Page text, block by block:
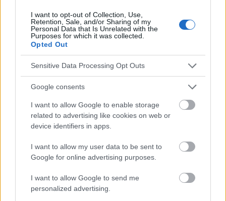
I want to opt-out of Collection, Use,
Retention, Sale, and/or Sharing of my
Personal Data that Is Unrelated with the
Purposes for which it was collected.
Opted Out
Sensitive Data Processing Opt Outs
Google consents
I want to allow Google to enable storage
related to advertising like cookies on web or
device identifiers in apps.
I want to allow my user data to be sent to
Google for online advertising purposes.
I want to allow Google to send me
personalized advertising.
Syndrome de l'intestin irritable
Voir aussi en
Le contenu et les documents de ce site Web sont éducatifs et
responsables des effets de leur utilisation. Avant d'utiliser les
conseils et astuces contenus dans le site, vous devez
absolument consulter votre médecin.
Publicité: